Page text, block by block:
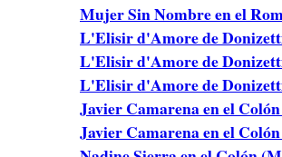
Mujer Sin Nombre en el
L'Elisir d'Amore de
L'Elisir d'Amore de
L'Elisir d'Amore de
Javier Camarena en el
Javier Camarena en el